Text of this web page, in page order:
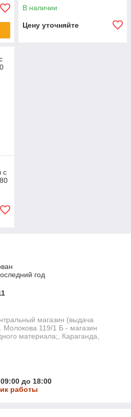
В наличии
Цену уточняйте
с
год
магазин (выдача
Молокова 119/1 Б - магазин
материала;, Караганда,
до 18:00
работы